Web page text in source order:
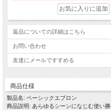
返品についての詳細はこちら
お問い合わせ
友達にメールですすめる
商品仕様
製品名: ベーシックエプロン
商品説明: あらゆるシーンになじむ使い